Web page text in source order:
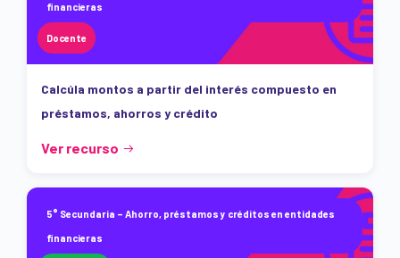
financieras
Docente
Calcúla montos a partir del interés compuesto en
préstamos, ahorros y crédito
Ver recurso
5° Secundaria – Ahorro, préstamos y créditos en entidades
financieras